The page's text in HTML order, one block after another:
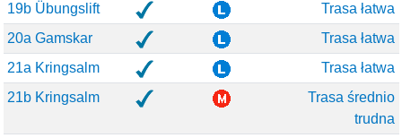
19b Übungslift
Trasa łatwa
20a Gamskar
Trasa łatwa
21a Kringsalm
Trasa łatwa
21b Kringsalm
Trasa średnio
trudna